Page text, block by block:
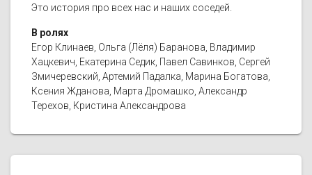
Это история про всех нас и наших соседей.
В ролях
Егор Клинаев, Ольга (Лёля) Баранова, Владимир
Хацкевич, Екатерина Седик, Павел Савинков, Сергей
Змичеревский, Артемий Падалка, Марина Богатова,
Ксения Жданова, Марта Дромашко, Александр
Терехов, Кристина Александрова